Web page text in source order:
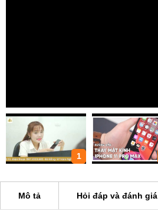
1
Mô tả Hỏi đáp và đánh giá